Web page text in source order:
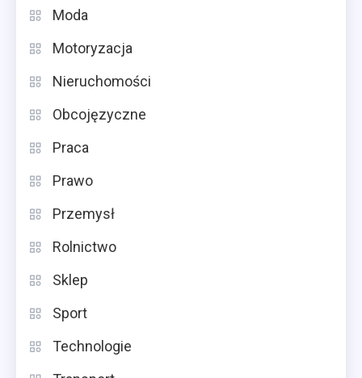
Moda
Motoryzacja
Nieruchomości
Obcojęzyczne
Praca
Prawo
Przemysł
Rolnictwo
Sklep
Sport
Technologie